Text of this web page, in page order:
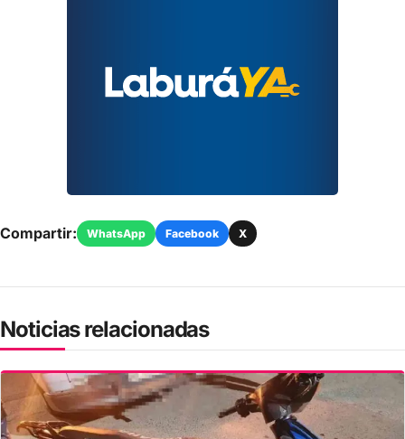
Compartir: WhatsApp Facebook X
Noticias relacionadas